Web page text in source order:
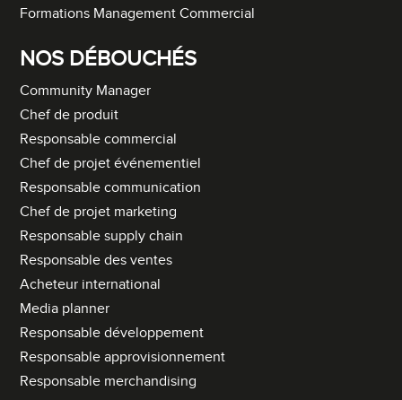
Formations Management Commercial
NOS DÉBOUCHÉS
Community Manager
Chef de produit
Responsable commercial
Chef de projet événementiel
Responsable communication
Chef de projet marketing
Responsable supply chain
Responsable des ventes
Acheteur international
Media planner
Responsable développement
Responsable approvisionnement
Responsable merchandising